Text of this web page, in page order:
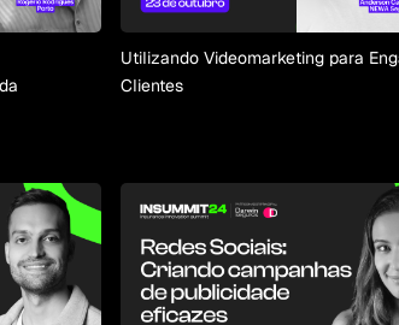
Utilizando Videomarketing para
Clientes